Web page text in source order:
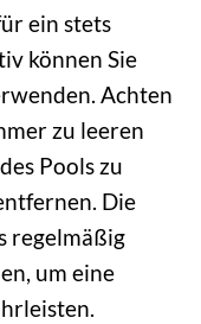
ein stets
können Sie
Achten
zu leeren
Pools zu
Die
regelmäßig
um eine